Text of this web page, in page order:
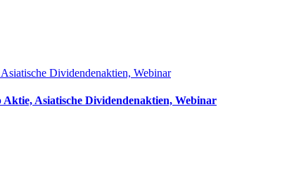
Dividendenaktien, Webinar
Asiatische Dividendenaktien, Webinar